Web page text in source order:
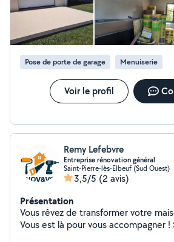
Pose de porte de garage Menuiserie
Voir le profil
Remy Lefebvre
Entreprise rénovation général
Saint-Pierre-lès-Elbeuf (Sud Ouest)
3,5/5 (2 avis)
Présentation
Vous rêvez de transformer votre
Vous est là pour vous accompagner !